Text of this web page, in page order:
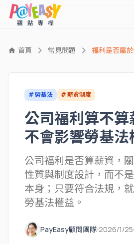
home 首頁 chevron_right 常見問題 chevron_right 福利是否屬
# 勞基法 # 薪資制度
公司福利算不
不會影響勞基法
公司福利是否算薪資，
性質與制度設計，而不
本身；只要符合法規，
勞基法權益。
PayEasy顧問團隊 2026/1/25